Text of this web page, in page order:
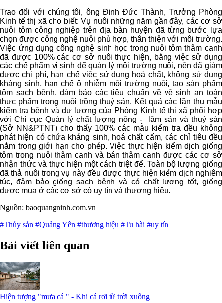
Trao đổi với chúng tôi, ông Đinh Đức Thành, Trưởng Phòng
Kinh tế thị xã cho biết: Vụ nuôi những năm gần đây, các cơ sở
nuôi tôm công nghiệp trên địa bàn huyện đã từng bước lựa
chọn được công nghệ nuôi phù hợp, thân thiện với môi trường.
Việc ứng dụng công nghệ sinh học trong nuôi tôm thâm canh
đã được 100% các cơ sở nuôi thực hiện, bằng việc sử dụng
các chế phẩm vi sinh để quản lý môi trường nuôi, nên đã giảm
được chi phí, hạn chế việc sử dụng hoá chất, không sử dụng
kháng sinh, hạn chế ô nhiễm môi trường nuôi, tạo sản phẩm
tôm sạch bệnh, đảm bảo các tiêu chuẩn về vệ sinh an toàn
thực phẩm trong nuôi trồng thuỷ sản. Kết quả các lần thu mẫu
kiểm tra bệnh và dư lượng của Phòng Kinh tế thị xã phối hợp
với Chi cục Quản lý chất lượng nông - lâm sản và thuỷ sản
(Sở NN&PTNT) cho thấy 100% các mẫu kiểm tra đều không
phát hiện có chứa kháng sinh, hoá chất cấm, các chỉ tiêu đều
nằm trong giới hạn cho phép. Việc thực hiện kiểm dịch giống
tôm trong nuôi thâm canh và bán thâm canh được các cơ sở
nhận thức và thực hiện một cách triệt để. Toàn bộ lượng giống
đã thả nuôi trong vụ này đều được thực hiện kiểm dịch nghiêm
túc, đảm bảo giống sạch bệnh và có chất lượng tốt, giống
được mua ở các cơ sở có uy tín và thương hiệu.
Nguồn: baoquangninh.com.vn
#Thủy sản #Quảng Yên #thương hiệu #Tu hài #uy tín
Bài viết liên quan
Hiện tượng "mưa cá " - Khi cá rơi từ trời xuống